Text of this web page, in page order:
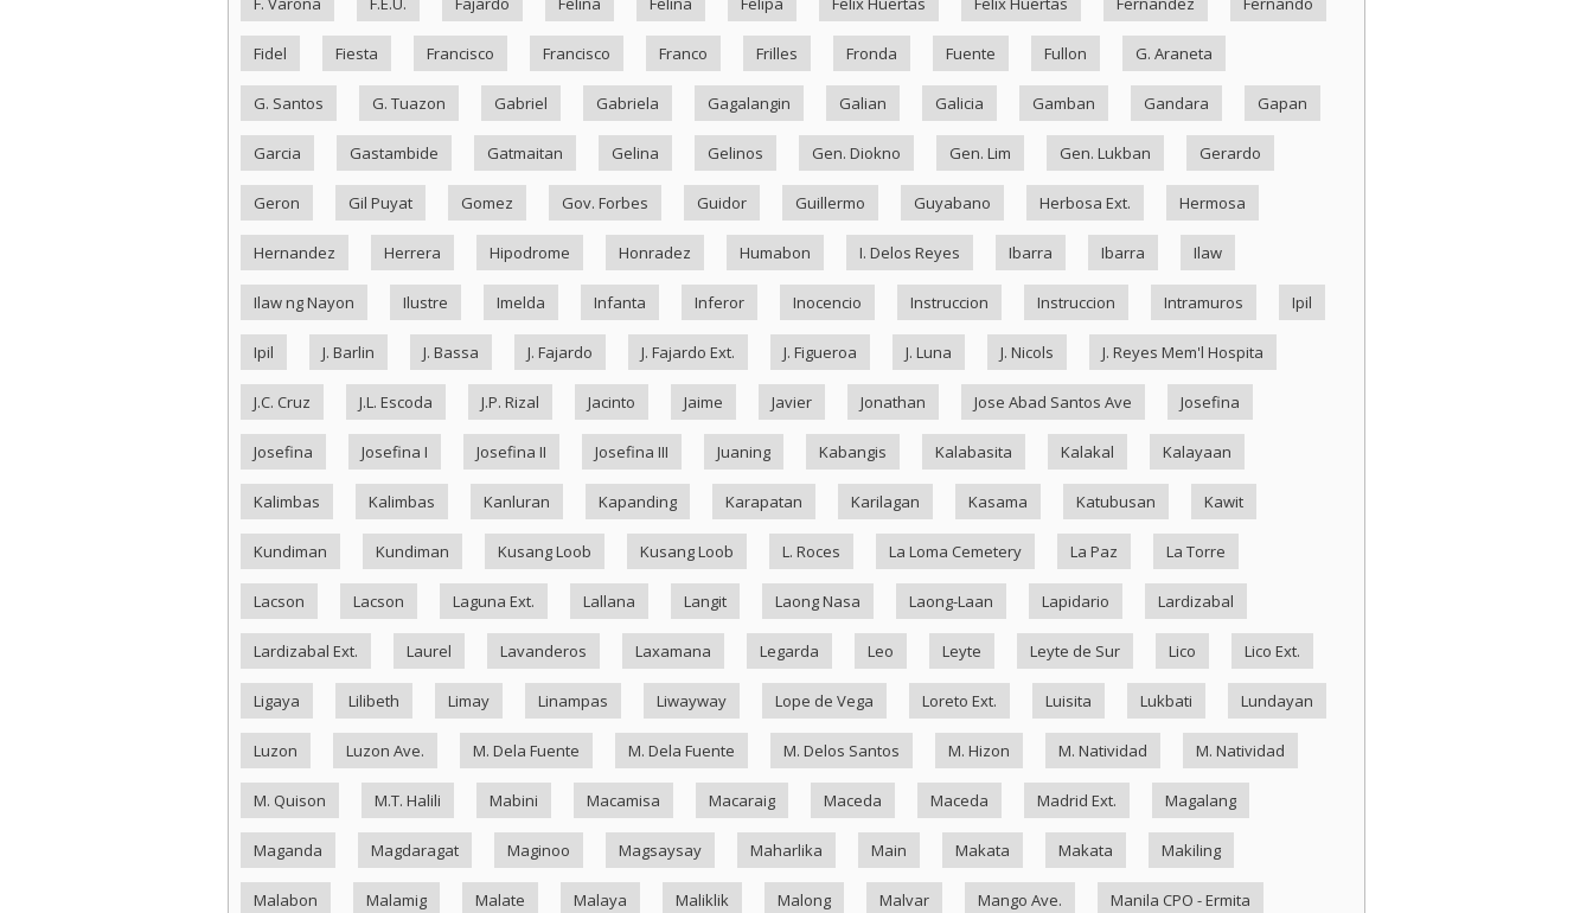
Fidel Fiesta Francisco Francisco Franco Frilles Fronda Fuente Fullon G. Araneta
G. Santos G. Tuazon Gabriel Gabriela Gagalangin Galian Galicia Gamban Gandara Gapan
Garcia Gastambide Gatmaitan Gelina Gelinos Gen. Diokno Gen. Lim Gen. Lukban Gerardo
Geron Gil Puyat Gomez Gov. Forbes Guidor Guillermo Guyabano Herbosa Ext. Hermosa
Hernandez Herrera Hipodrome Honradez Humabon I. Delos Reyes Ibarra Ibarra Ilaw
Ilaw ng Nayon Ilustre Imelda Infanta Inferor Inocencio Instruccion Instruccion Intramuros Ipil
Ipil J. Barlin J. Bassa J. Fajardo J. Fajardo Ext. J. Figueroa J. Luna J. Nicols J. Reyes Mem'l Hospita
J.C. Cruz J.L. Escoda J.P. Rizal Jacinto Jaime Javier Jonathan Jose Abad Santos Ave Josefina
Josefina Josefina I Josefina II Josefina III Juaning Kabangis Kalabasita Kalakal Kalayaan
Kalimbas Kalimbas Kanluran Kapanding Karapatan Karilagan Kasama Katubusan Kawit
Kundiman Kundiman Kusang Loob Kusang Loob L. Roces La Loma Cemetery La Paz La Torre
Lacson Lacson Laguna Ext. Lallana Langit Laong Nasa Laong-Laan Lapidario Lardizabal
Lardizabal Ext. Laurel Lavanderos Laxamana Legarda Leo Leyte Leyte de Sur Lico Lico Ext.
Ligaya Lilibeth Limay Linampas Liwayway Lope de Vega Loreto Ext. Luisita Lukbati Lundayan
Luzon Luzon Ave. M. Dela Fuente M. Dela Fuente M. Delos Santos M. Hizon M. Natividad M. Natividad
M. Quison M.T. Halili Mabini Macamisa Macaraig Maceda Maceda Madrid Ext. Magalang
Maganda Magdaragat Maginoo Magsaysay Maharlika Main Makata Makata Makiling
Malabon Malamig Malate Malaya Maliklik Malong Malvar Mango Ave. Manila CPO - Ermita